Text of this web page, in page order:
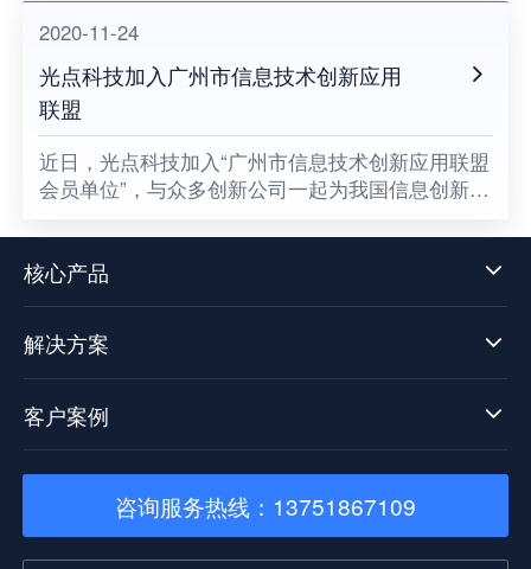
2020-11-24
光点科技加入广州市信息技术创新应用
联盟
​近日，光点科技加入“广州市信息技术创新应用联盟
会员单位”，与众多创新公司一起为我国信息创新发
台技术发展迈向了新阶段。
核心产品
解决方案
客户案例
咨询服务热线：13751867109